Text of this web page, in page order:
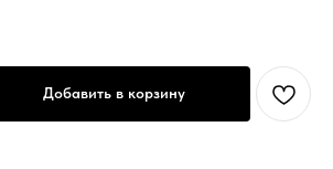
Добавить в корзину